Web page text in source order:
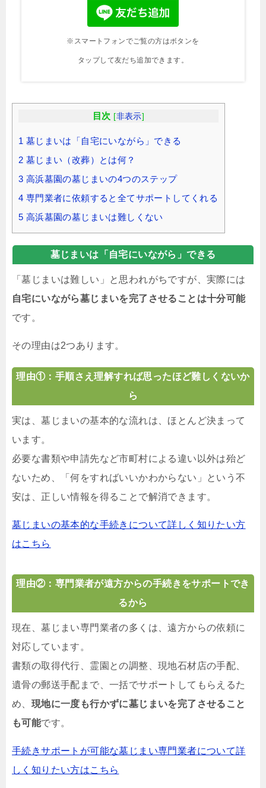
※スマートフォンでご覧の方はボタンを
タップして友だち追加できます。
目次 [非表示]
1 墓じまいは「自宅にいながら」できる
2 墓じまい（改葬）とは何？
3 高浜墓園の墓じまいの4つのステップ
4 専門業者に依頼すると全てサポートしてくれる
5 高浜墓園の墓じまいは難しくない
墓じまいは「自宅にいながら」できる
「墓じまいは難しい」と思われがちですが、実際には
自宅にいながら墓じまいを完了させることは十分可能
です。
その理由は2つあります。
理由①：手順さえ理解すれば思ったほど難しくないか
ら
実は、墓じまいの基本的な流れは、ほとんど決まって
います。
必要な書類や申請先など市町村による違い以外は殆ど
ないため、「何をすればいいかわからない」という不
安は、正しい情報を得ることで解消できます。
墓じまいの基本的な手続きについて詳しく知りたい方
はこちら
理由②：専門業者が遠方からの手続きをサポートでき
るから
現在、墓じまい専門業者の多くは、遠方からの依頼に
対応しています。
書類の取得代行、霊園との調整、現地石材店の手配、
遺骨の郵送手配まで、一括でサポートしてもらえるた
め、 現地に一度も行かずに墓じまいを完了させること
も可能です。
手続きサポートが可能な墓じまい専門業者について詳
しく知りたい方はこちら